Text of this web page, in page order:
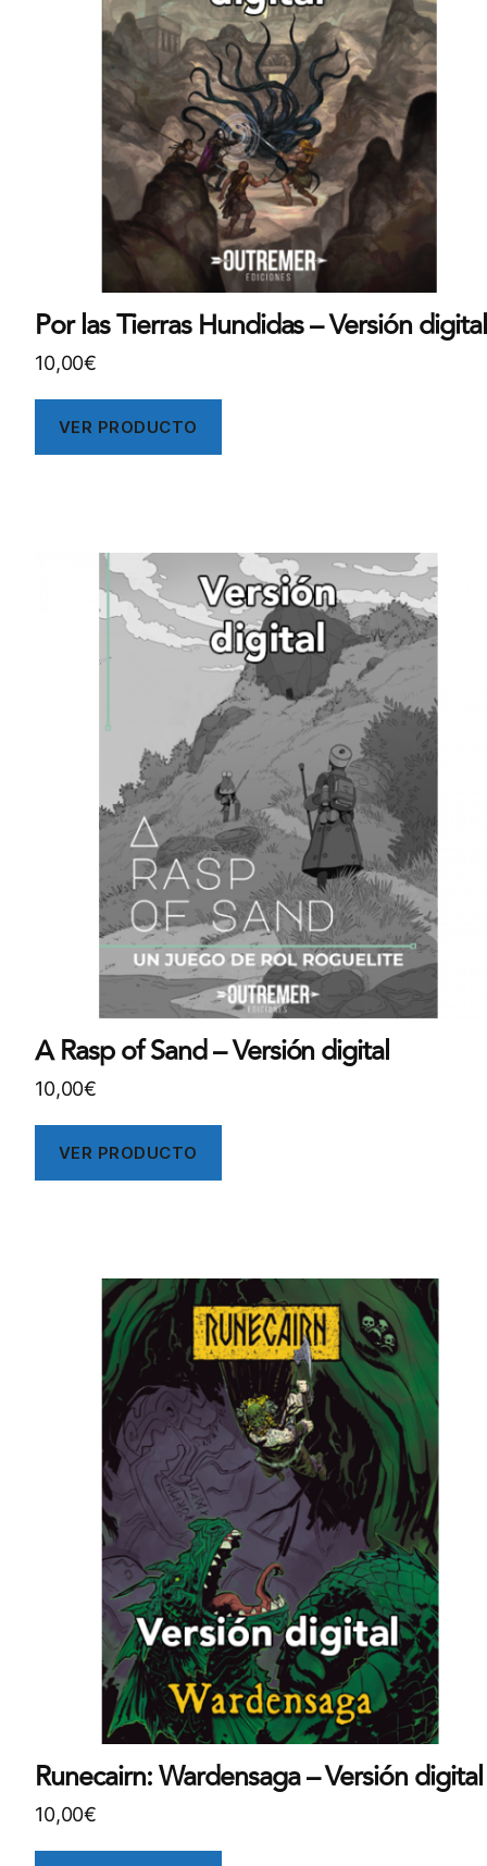
Por las Tierras Hundidas – Versión digital
10,00€
VER PRODUCTO
A Rasp of Sand – Versión digital
10,00€
VER PRODUCTO
Runecairn: Wardensaga – Versión digital
10,00€